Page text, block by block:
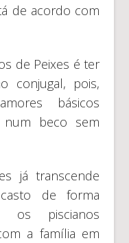
de acordo com
de Peixes é ter
conjugal, pois,
básicos
num beco sem
já transcende
de forma
os piscianos
a família em